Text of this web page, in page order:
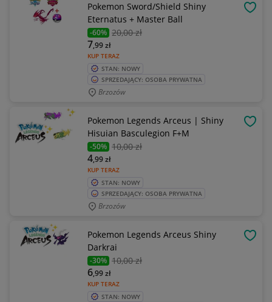
Pokemon Sword/Shield Shiny
Eternatus + Master Ball
-60% 20,00 zł
KUP TERAZ
7,99zł
STAN: NOWY
SPRZEDAJĄCY: OSOBA PRYWATNA
Brzozów
Pokemon Legends Arceus | Shiny
Hisuian Basculegion F+M
-50% 10,00 zł
KUP TERAZ
4,99zł
STAN: NOWY
SPRZEDAJĄCY: OSOBA PRYWATNA
Brzozów
Pokemon Legends Arceus Shiny
Darkrai
-30% 10,00 zł
KUP TERAZ
6,99zł
STAN: NOWY